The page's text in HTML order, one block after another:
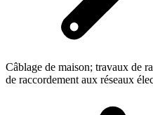
Câblage de maison; travaux de
de raccordement aux réseaux